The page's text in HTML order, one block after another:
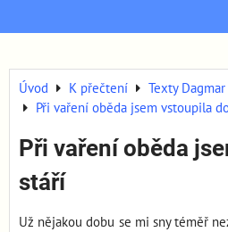
Úvod K přečtení
Texty
Při vaření oběda jsem vstoupila
Při vaření oběda
stáří
Už nějakou dobu se mi sny téměř